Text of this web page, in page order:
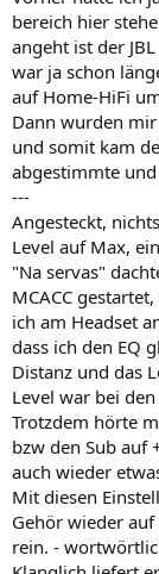
bereich hier
angeht ist der
war ja schon
auf Home-HiFi
Dann wurden
und somit kam
abgestimmte und
---
Angesteckt,
Level auf Max,
"Na servas"
MCACC
ich am Headset
dass ich den EQ
Distanz und das
Level war bei
Trotzdem hörte
bzw den Sub auf
auch wieder
Mit diesen
Gehör wieder
rein. -